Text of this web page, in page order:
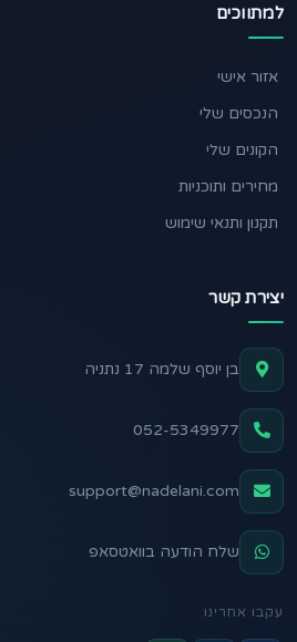
למתווכים
אזור אישי
הנכסים שלי
הקונים שלי
מחירים ותוכניות
תקנון ותנאי שימוש
יצירת קשר
בן יוסף שלמה 17 נתניה
052-5349977
support@nadelani.com
שלח הודעה בוואטסאפ
עקבו אחרינו